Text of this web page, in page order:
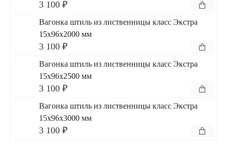
3 100 ₽
Вагонка штиль из лиственницы класс Экстра
15x96x2000 мм
3 100 ₽
Вагонка штиль из лиственницы класс Экстра
15x96x2500 мм
3 100 ₽
Вагонка штиль из лиственницы класс Экстра
15x96x3000 мм
3 100 ₽